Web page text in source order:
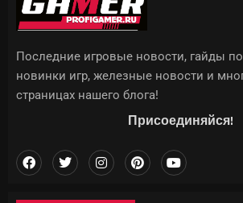
Последние игровые новости, гайды
новинки игр, железные новости и
страницах нашего блога!
Присоединяйся!